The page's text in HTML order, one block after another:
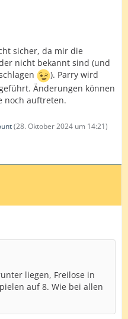
sicher, da mir die
nicht bekannt sind (und
). Parry wird
Änderungen können
noch auftreten.
(28. Oktober 2024 um 14:21)
liegen, Freilose in
auf 8. Wie bei allen